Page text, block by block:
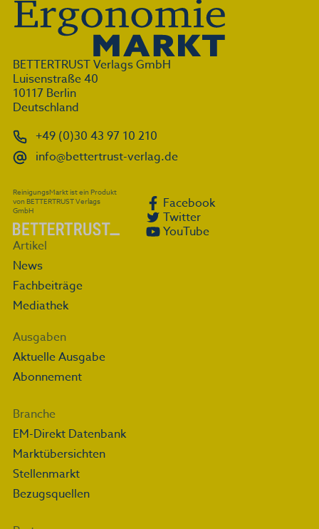
BETTERTRUST Verlags GmbH
Luisenstraße 40
10117 Berlin
Deutschland
+49 (0)30 43 97 10 210
info@bettertrust-verlag.de
ReinigungsMarkt ist ein Produkt
von BETTERTRUST Verlags
GmbH
Facebook
Twitter
YouTube
Artikel
News
Fachbeiträge
Mediathek
Ausgaben
Aktuelle Ausgabe
Abonnement
Branche
EM-Direkt Datenbank
Marktübersichten
Stellenmarkt
Bezugsquellen